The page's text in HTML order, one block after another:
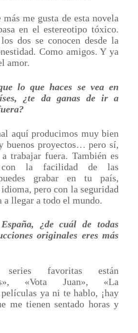
me gusta de esta novela
en el estereotipo tóxico.
dos se conocen desde la
Como amigos. Y ya
amor.
lo que haces se vea en
¿te da ganas de ir a
aquí producimos muy bien
buenos proyectos… pero sí,
trabajar fuera. También es
con la facilidad de las
grabar en tu país,
pero con la seguridad
a llegar a todo el mundo.
¿de cuál de todas
originales eres más
favoritas están
«Vota Juan», «La
ya ni te hablo, ¡hay
me tienen sentado horas y